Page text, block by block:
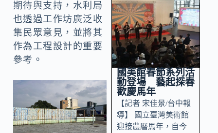
期待與支持，水利局
也透過工作坊廣泛收
集民眾意見，並將其
作為工程設計的重要
參考。
國美館春節系列活
動登場 藝起探春
歡慶馬年
【記者 宋佳景/台中報
導】 國立臺灣美術館
迎接農曆馬年，自今